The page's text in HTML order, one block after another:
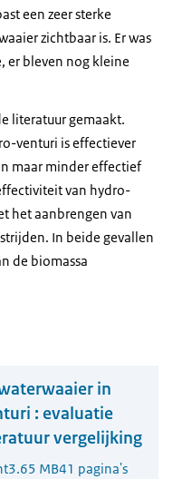
een zeer sterke
zichtbaar is. Er was
er bleven nog kleine
literatuur gemaakt.
venturi is effectiever
maar minder effectief
van hydro-
het aanbrengen van
In beide gevallen
de biomassa
in
: evaluatie
vergelijking
3.65 MB41 pagina's